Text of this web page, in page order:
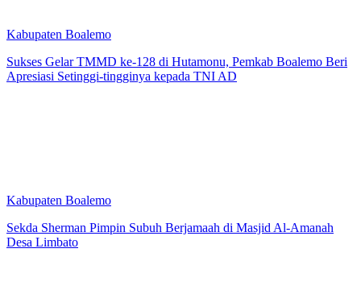
Kabupaten Boalemo
Sukses Gelar TMMD ke-128 di Hutamonu, Pemkab Boalemo Beri
Apresiasi Setinggi-tingginya kepada TNI AD
Kabupaten Boalemo
Sekda Sherman Pimpin Subuh Berjamaah di Masjid Al-Amanah
Desa Limbato